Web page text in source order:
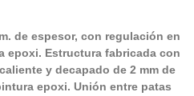
de espesor, con regulación en
epoxi. Estructura fabricada con
y decapado de 2 mm de
epoxi. Unión entre patas